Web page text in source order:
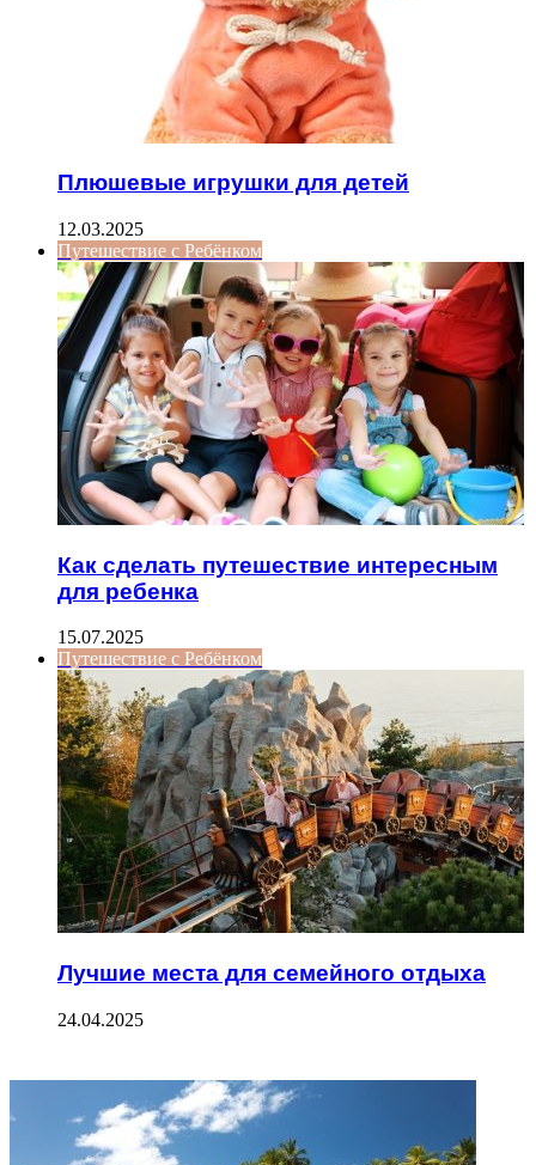
Плюшевые игрушки для детей
12.03.2025
Путешествие с Ребёнком
Как сделать путешествие интересным
для ребенка
15.07.2025
Путешествие с Ребёнком
Лучшие места для семейного отдыха
24.04.2025